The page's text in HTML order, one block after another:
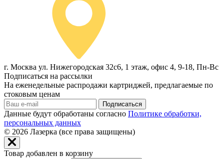
г. Москва ул. Нижегородская 32с6, 1 этаж, офис 4, 9-18, Пн-Вс
Подписаться на рассылки
На еженедельные распродажи картриджей, предлагаемые по
стоковым ценам
Подписаться
Данные будут обработаны согласно Политике обработки,
персональных данных
© 2026 Лазерка (все права защищены)
Товар добавлен в корзину